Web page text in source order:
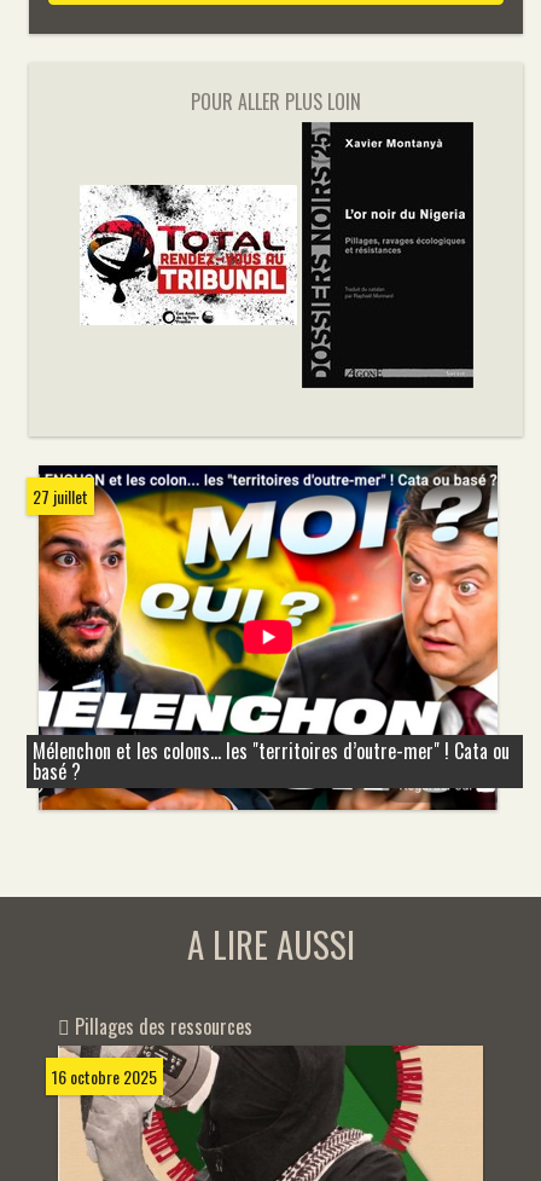
POUR ALLER PLUS LOIN
27 juillet
Mélenchon et les colons... les "territoires d’outre-mer" ! Cata ou
basé ?
A LIRE AUSSI
Pillages des ressources
16 octobre 2025